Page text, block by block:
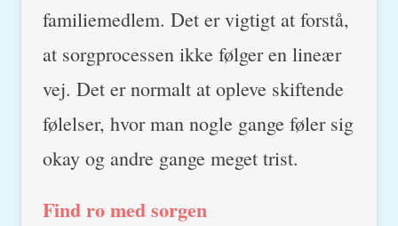
familiemedlem. Det er vigtigt at forstå,
at sorgprocessen ikke følger en lineær
vej. Det er normalt at opleve skiftende
følelser, hvor man nogle gange føler sig
okay og andre gange meget trist.
Find ro med sorgen